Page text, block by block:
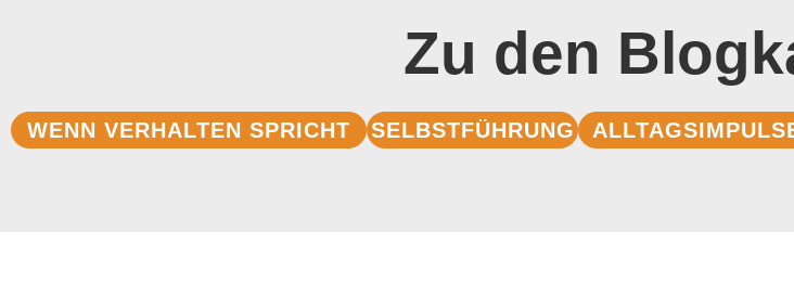
Zu den
WENN VERHALTEN SPRICHT SELBSTFÜHRUNG